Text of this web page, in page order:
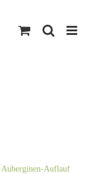
Auberginen-Auflauf